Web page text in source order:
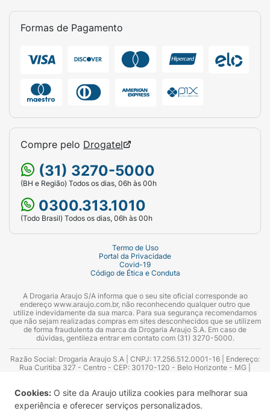
Cookies: O site da Araujo utiliza cookies para melhorar sua
experiência e oferecer serviços personalizados.
Formas de Pagamento
Compre pelo Drogatel
(31) 3270-5000
(BH e Região) Todos os dias, 06h às 00h
0300.313.1010
(Todo Brasil) Todos os dias, 06h às 00h
Termo de Uso
Portal da Privacidade
Covid-19
Código de Ética e Conduta
A Drogaria Araujo S/A informa que o seu site oficial corresponde ao
endereço www.araujo.com.br, não reconhecendo qualquer outro que
utilize indevidamente da sua marca. Para sua segurança recomendamos
que não sejam realizadas compras em sites desconhecidos que se utilizem
de forma fraudulenta da marca da Drogaria Araujo S.A. Em caso de
dúvidas, gentileza entrar em contato com (31) 3270-5000.
Razão Social: Drogaria Araujo S.A | CNPJ: 17.256.512.0001-16 | Endereço:
Rua Curitiba 327 - Centro - CEP: 30170-120 - Belo Horizonte - MG |
Azevedo Guimarães – CRF 10.965 | Yasmin Silva Alvarenga – CRF 52.584 -
Consultor substituto: Thiago Aguiar Pinheiro - CRF Nº 13.748. Alvará